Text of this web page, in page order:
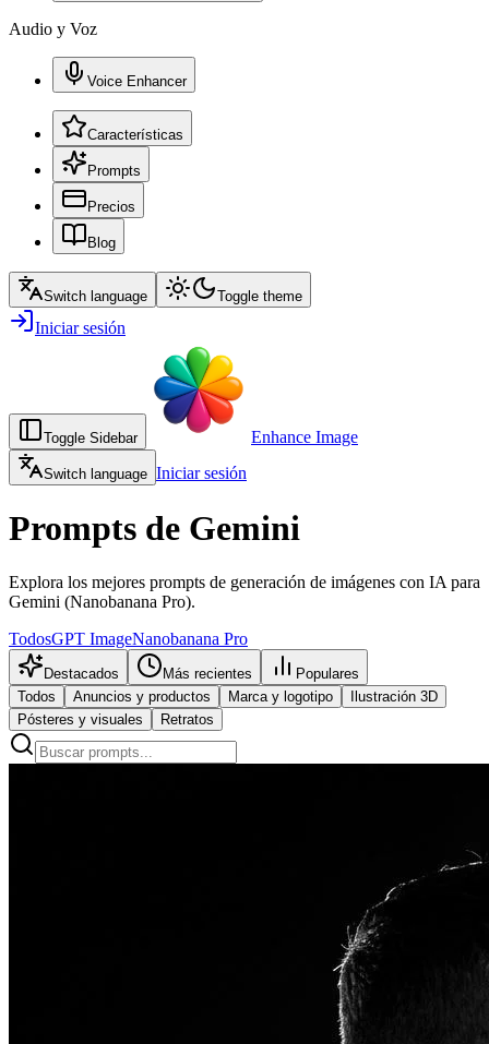
Audio y Voz
Voice Enhancer
Características
Prompts
Precios
Blog
Switch language Toggle theme
Iniciar sesión
Toggle Sidebar Enhance Image
Switch language Iniciar sesión
Prompts de Gemini
Explora los mejores prompts de generación de imágenes con IA para
Gemini (Nanobanana Pro).
TodosGPT ImageNanobanana Pro
Destacados Más recientes
Populares
Todos
Anuncios y productos Marca y logotipo
Ilustración 3D
Pósteres y visuales
Retratos